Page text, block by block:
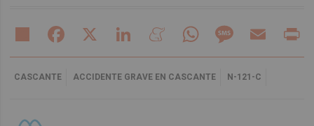
Share Facebook LinkedIn MeneameWhatsAppMessageEmail
CASCANTE ACCIDENTE GRAVE EN CASCANTE N-121-C